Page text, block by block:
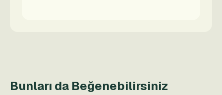
Bunları da Beğenebilirsiniz